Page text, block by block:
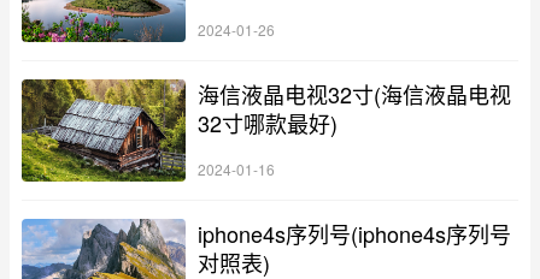
2024-01-26
海信液晶电视32寸(海信液晶电视
32寸哪款最好)
2024-01-16
iphone4s序列号(iphone4s序列号
对照表)